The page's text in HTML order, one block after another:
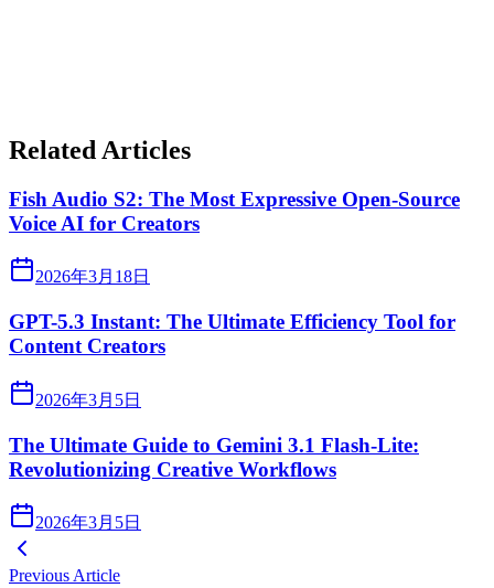
Related Articles
Fish Audio S2: The Most Expressive Open-Source
Voice AI for Creators
2026年3月18日
GPT-5.3 Instant: The Ultimate Efficiency Tool for
Content Creators
2026年3月5日
The Ultimate Guide to Gemini 3.1 Flash-Lite:
Revolutionizing Creative Workflows
2026年3月5日
Previous Article